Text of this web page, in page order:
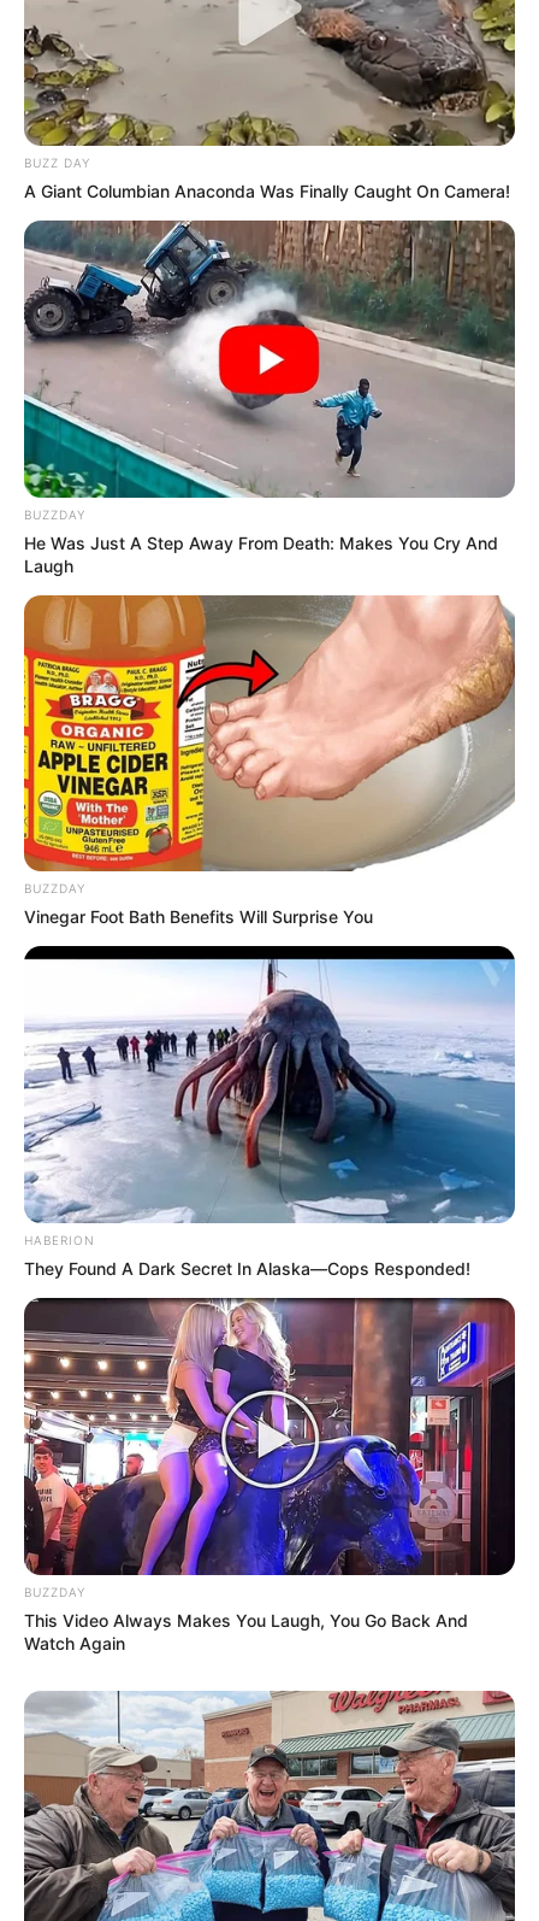
parsley”
Nutritional Journal:
“Flavonoid content
and antioxidant activity in parsley”
Journal of Urology:“Effect of parsley on
the crystallization of calcium oxalate in
the urine”
BUZZ DAY
A Giant Columbian Anaconda Was Finally Caught On Camera!
BUZZDAY
He Was Just A Step Away From Death: Makes You Cry And
Laugh
BUZZDAY
Vinegar Foot Bath Benefits Will Surprise You
HABERION
They Found A Dark Secret In Alaska—Cops Responded!
BUZZDAY
This Video Always Makes You Laugh, You Go Back And
Watch Again